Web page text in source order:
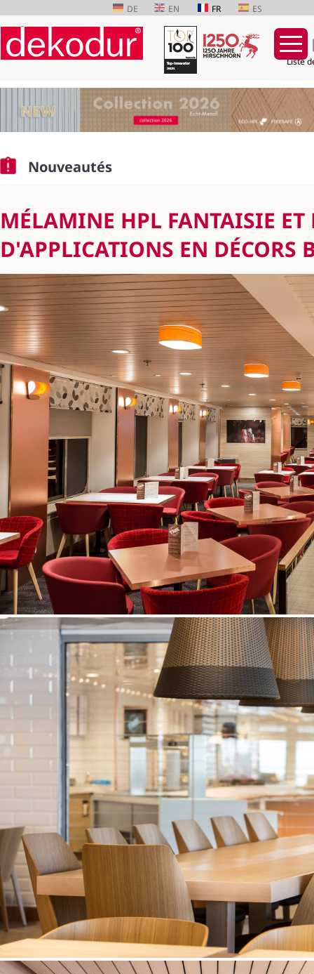
DE EN FR ES
Liste
Aller
contenu
Nouveautés
MÉLAMINE HPL FANTAISIE ET
D'APPLICATIONS EN DÉCORS